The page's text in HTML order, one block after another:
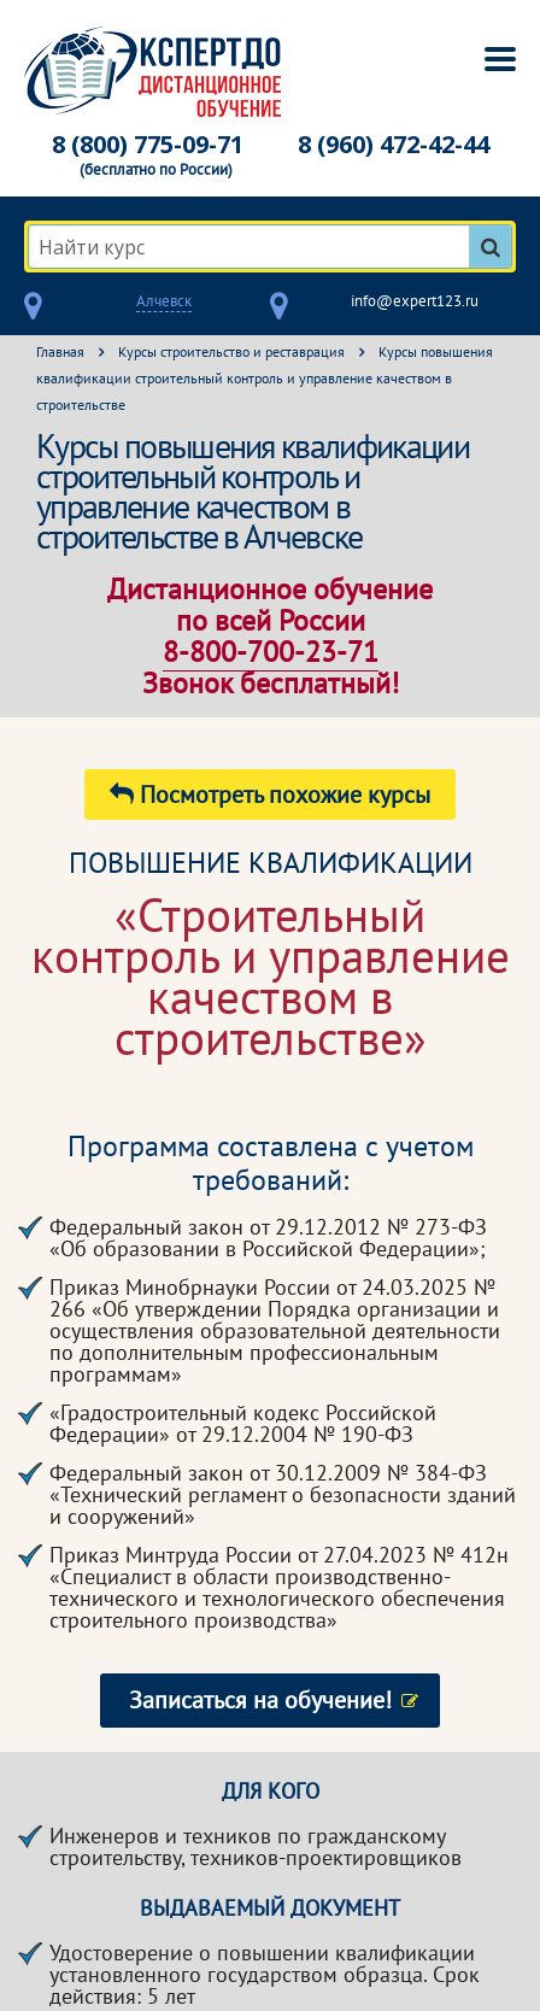
8 (800) 775-09-71
(бесплатно по России)
8 (960) 472-42-44
Найти курс
Алчевск info@expert123.ru
Главная Курсы строительство и реставрация
Курсы повышения
квалификации строительный контроль и управление качеством в
строительстве
Курсы повышения квалификации
строительный контроль и
управление качеством в
строительстве в Алчевске
Дистанционное обучение
по всей России
8-800-700-23-71
Звонок бесплатный!
Посмотреть похожие курсы
ПОВЫШЕНИЕ КВАЛИФИКАЦИИ
«Строительный
контроль и управление
качеством в
строительстве»
Программа составлена с учетом
требований:
Федеральный закон от 29.12.2012 № 273-ФЗ
«Об образовании в Российской Федерации»;
Приказ Минобрнауки России от 24.03.2025 №
266 «Об утверждении Порядка организации и
осуществления образовательной деятельности
по дополнительным профессиональным
программам»
«Градостроительный кодекс Российской
Федерации» от 29.12.2004 № 190-ФЗ
Федеральный закон от 30.12.2009 № 384-ФЗ
«Технический регламент о безопасности зданий
и сооружений»
Приказ Минтруда России от 27.04.2023 № 412н
«Специалист в области производственно-
технического и технологического обеспечения
строительного производства»
Записаться на обучение!
ДЛЯ КОГО
Инженеров и техников по гражданскому
строительству, техников-проектировщиков
ВЫДАВАЕМЫЙ ДОКУМЕНТ
Удостоверение о повышении квалификации
установленного государством образца. Срок
действия: 5 лет